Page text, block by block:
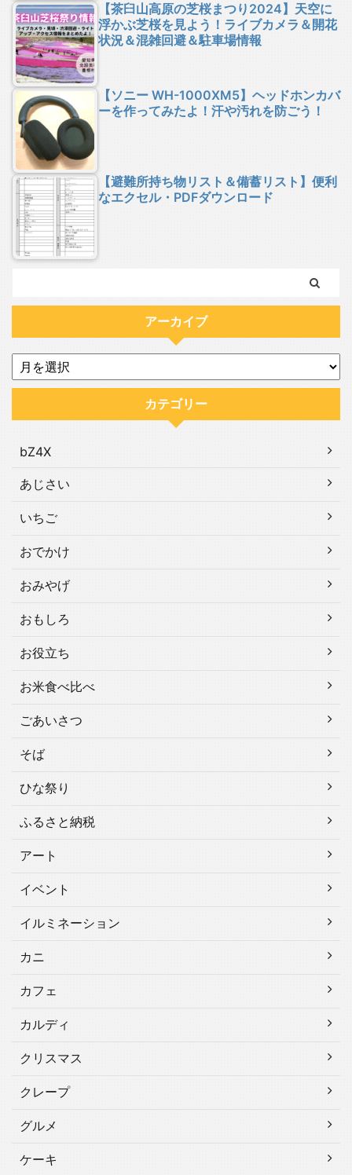
【茶臼山高原の芝桜まつり2024】天空に
浮かぶ芝桜を見よう！ライブカメラ＆開花
状況＆混雑回避＆駐車場情報
【ソニー WH-1000XM5】ヘッドホンカバ
ーを作ってみたよ！汗や汚れを防ごう！
【避難所持ち物リスト＆備蓄リスト】便利
なエクセル・PDFダウンロード
アーカイブ
カテゴリー
bZ4X
あじさい
いちご
おでかけ
おみやげ
おもしろ
お役立ち
お米食べ比べ
ごあいさつ
そば
ひな祭り
ふるさと納税
アート
イベント
イルミネーション
カニ
カフェ
カルディ
クリスマス
クレープ
グルメ
ケーキ